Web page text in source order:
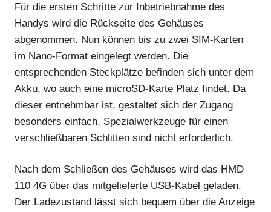
Für die ersten Schritte zur Inbetriebnahme des
Handys wird die Rückseite des Gehäuses
abgenommen. Nun können bis zu zwei SIM-Karten
im Nano-Format eingelegt werden. Die
entsprechenden Steckplätze befinden sich unter dem
Akku, wo auch eine microSD-Karte Platz findet. Da
dieser entnehmbar ist, gestaltet sich der Zugang
besonders einfach. Spezialwerkzeuge für einen
verschließbaren Schlitten sind nicht erforderlich.
Nach dem Schließen des Gehäuses wird das HMD
110 4G über das mitgelieferte USB-Kabel geladen.
Der Ladezustand lässt sich bequem über die Anzeige